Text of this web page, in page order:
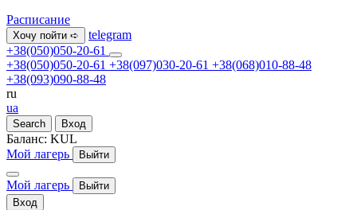
Расписание
Хочу пойти ➪
telegram
+38(050)050-20-61
+38(050)050-20-61 +38(097)030-20-61 +38(068)010-88-48
+38(093)090-88-48
ru
ua
Search Вход
Баланс: KUL
Мой лагерь
Выйти
Мой лагерь
Выйти
Вход